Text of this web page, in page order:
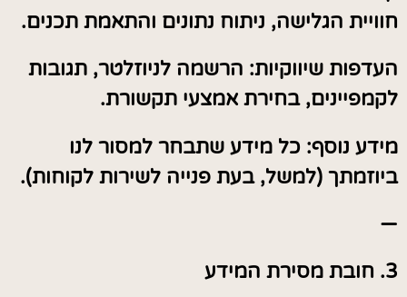
חוויית הגלישה, ניתוח נתונים והתאמת תכנים.
העדפות שיווקיות: הרשמה לניוזלטר, תגובות
לקמפיינים, בחירת אמצעי תקשורת.
מידע נוסף: כל מידע שתבחר למסור לנו
ביוזמתך (למשל, בעת פנייה לשירות לקוחות).
—
3. חובת מסירת המידע